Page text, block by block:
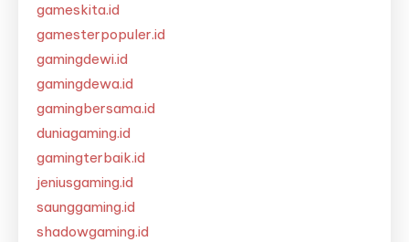
gameskita.id
gamesterpopuler.id
gamingdewi.id
gamingdewa.id
gamingbersama.id
duniagaming.id
gamingterbaik.id
jeniusgaming.id
saunggaming.id
shadowgaming.id